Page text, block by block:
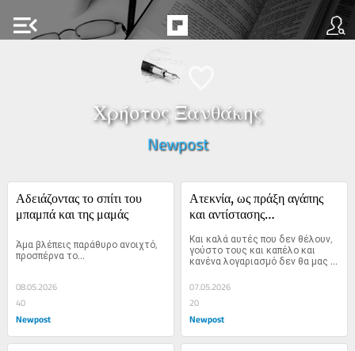
menu_open
Χρήστος Ξανθάκης
Newpost
Αδειάζοντας το σπίτι του
μπαμπά και της μαμάς
Άμα βλέπεις παράθυρο ανοιχτό,
προσπέρνα το…
08.05.2026
40
Newpost
Ατεκνία, ως πράξη αγάπης
και αντίστασης…
Και καλά αυτές που δεν θέλουν,
γούστο τους και καπέλο και
κανένα λογαριασμό δεν θα μας
δώσουν, συμφωνώ απολύτως.
Αυτές που θέλουν, όμως;
07.05.2026
20
Newpost